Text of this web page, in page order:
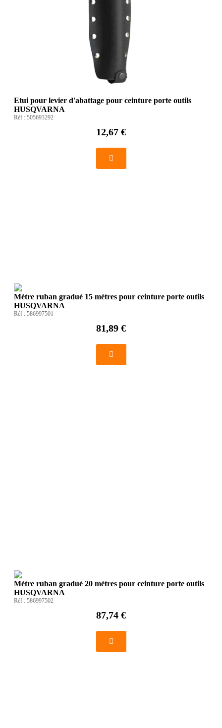
Etui pour levier d'abattage pour ceinture porte outils
HUSQVARNA
Réf : 505693292
12,67 €
Mètre ruban gradué 15 mètres pour ceinture porte outils
HUSQVARNA
Réf : 586997501
81,89 €
Mètre ruban gradué 20 mètres pour ceinture porte outils
HUSQVARNA
Réf : 586997502
87,74 €